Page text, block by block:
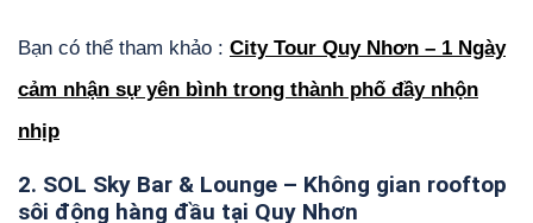
Bạn có thể tham khảo : City Tour Quy Nhơn – 1 Ngày
cảm nhận sự yên bình trong thành phố đầy nhộn
nhịp
2. SOL Sky Bar & Lounge – Không gian rooftop
sôi động hàng đầu tại Quy Nhơn